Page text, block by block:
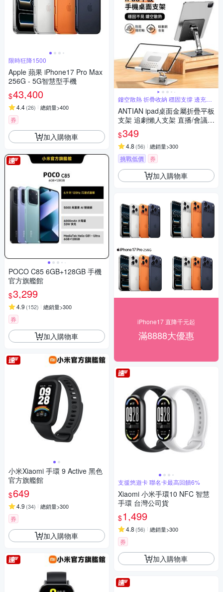
限時狂降1500
Apple 蘋果 iPhone17 Pro Max
256G - 5G智慧型手機
$43,400
4.4(26) 總銷量>400
券
加入購物車
POCO C85 6GB+128GB 手機
官方旗艦館
$3,299
4.9 (152) 總銷量>300
券
加入購物車
小米Xiaomi 手環 9 Active 黑色
官方旗艦館
$649
4.9 (34) 總銷量>300
券
加入購物車
鏤空散熱 折疊收納 穩固支撐 邊充電
玩
ANTIAN ipad桌面金屬折疊平板
支架 追劇懶人支架 直播/會議
平板架 手機支架 交換禮物
$349
4.8 (56) 總銷量>300
挑戰低價 券
加入購物車
iPhone17 直降千元起
滿8888大優惠
支援悠遊卡 聯名卡最高回饋6%
Xiaomi 小米手環10 NFC 智慧
手環 台灣公司貨
$1,499
4.8 (56) 總銷量>300
券
加入購物車